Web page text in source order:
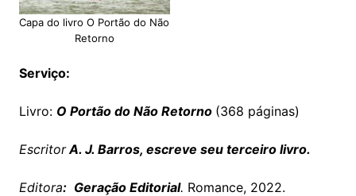
Capa do livro O Portão do Não
Retorno
Serviço:
Livro: O Portão do Não Retorno (368 páginas)
EscritorA. J. Barros, escreve seu terceiro livro.
Editora: Geração Editorial. Romance, 2022.